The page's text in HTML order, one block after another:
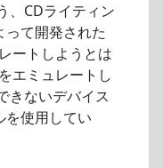
、CDライティン
て開発された
ートしようとは
エミュレートし
きないデバイス
を使用してい